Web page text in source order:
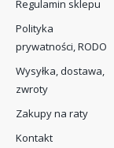
Regulamin sklepu
Polityka
prywatności, RODO
Wysyłka, dostawa,
zwroty
Zakupy na raty
Kontakt